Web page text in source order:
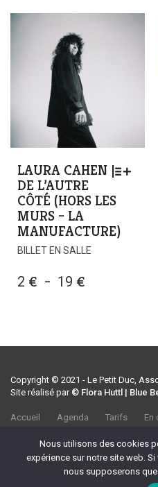
PRIX :
LAURA CAHEN |
DE L’AUTRE
CÔTÉ (HORS LES
MURS – LA
MANUFACTURE)
BILLET EN SALLE
2 € – 19 €
19 €
Copyright © 2021 - Le Petit Duc,
Site réalisé par © Flora Huttl | Blue
Accueil Agenda Tarifs En
Association Théâtre et Chansons
35 rue Emile Tavan, 13100 Aix-en-
04 42 27 37 39
Nous utilisons des cookies
expérience sur notre site web.
nous supposerons